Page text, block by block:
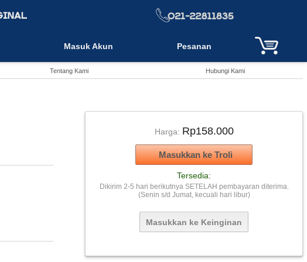
Masuk Akun Pesanan
Tentang Kami Hubungi Kami
Harga: Rp158.000
Tersedia:
Dikirim 2-5 hari berikutnya SETELAH pembayaran diterima.
(Senin s/d Jumat, kecuali hari libur)